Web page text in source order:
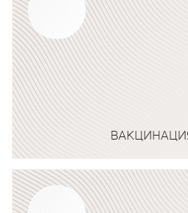
Подробнее о программе